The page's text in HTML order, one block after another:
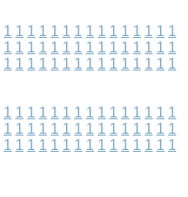
1 1 1 1 1 1 1 1 1 1 1 1 1 1 1
1 1 1 1 1 1 1 1 1 1 1 1 1 1 1
1 1 1 1 1 1 1 1 1 1 1 1 1 1 1
1 1 1 1 1 1 1 1 1 1 1 1 1 1 1
1 1 1 1 1 1 1 1 1 1 1 1 1 1 1
1 1 1 1 1 1 1 1 1 1 1 1 1 1 1